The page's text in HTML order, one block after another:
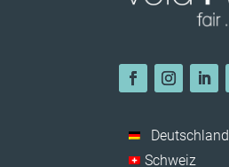
Deutschland
Schweiz